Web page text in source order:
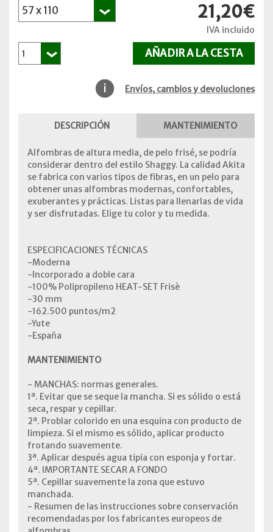
21,20€
IVA incluido
Envíos, cambios y devoluciones
DESCRIPCIÓN MANTENIMIENTO
Alfombras de altura media, de pelo frisé, se podría
considerar dentro del estilo Shaggy. La calidad Akita
se fabrica con varios tipos de fibras, en un pelo para
obtener unas alfombras modernas, confortables,
exuberantes y prácticas. Listas para llenarlas de vida
y ser disfrutadas. Elige tu color y tu medida.
ESPECIFICACIONES TÉCNICAS
-Moderna
-Incorporado a doble cara
-100% Polipropileno HEAT-SET Frisè
-30 mm
-162.500 puntos/m2
-Yute
-España
MANTENIMIENTO
- MANCHAS: normas generales.
1ª. Evitar que se seque la mancha. Si es sólido o está
seca, respar y cepillar.
2ª. Problar colorido en una esquina con producto de
limpieza. Si el mismo es sólido, aplicar producto
frotando suavemente.
3ª. Aplicar después agua tipia con esponja y fortar.
4ª. IMPORTANTE SECAR A FONDO
5ª. Cepillar suavemente la zona que estuvo
manchada.
- Resumen de las instrucciones sobre conservación
recomendadas por los fabricantes europeos de